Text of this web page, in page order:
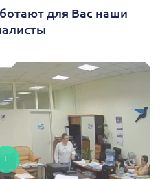
для Вас наши